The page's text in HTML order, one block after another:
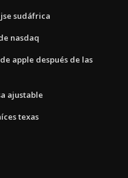
sudáfrica
nasdaq
apple después de las
ajustable
texas